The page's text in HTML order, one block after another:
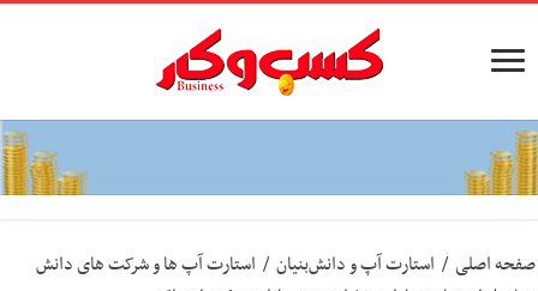
صفحه اصلی / استارت آپ‌ و دانش‌بنیان‌ / استارت آپ ها و شرکت های دانش